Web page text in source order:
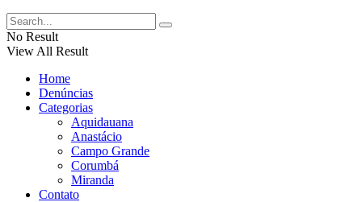
No Result
View All Result
Home
Denúncias
Categorias
Aquidauana
Anastácio
Campo Grande
Corumbá
Miranda
Contato